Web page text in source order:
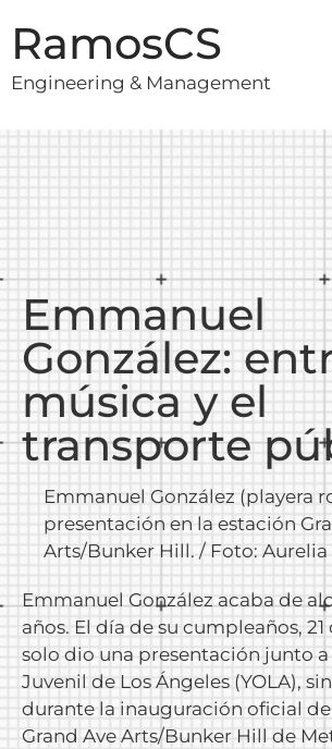
RamosCS
Engineering & Management
Emmanuel
González:
música y el
transporte
Emmanuel González (playera
presentación en la estación
Arts/Bunker Hill. / Foto: Aurelia
Emmanuel González acaba de
años. El día de su cumpleaños,
solo dio una presentación junto a
Juvenil de Los Ángeles (YOLA),
durante la inauguración oficial
Grand Ave Arts/Bunker Hill de